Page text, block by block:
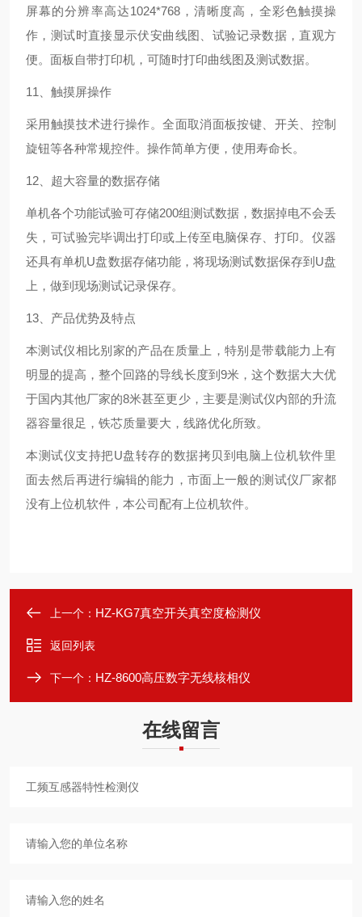
屏幕的分辨率高达1024*768，清晰度高，全彩色触摸操
作，测试时直接显示伏安曲线图、试验记录数据，直观方
便。面板自带打印机，可随时打印曲线图及测试数据。
11、触摸屏操作
采用触摸技术进行操作。全面取消面板按键、开关、控制
旋钮等各种常规控件。操作简单方便，使用寿命长。
12、超大容量的数据存储
单机各个功能试验可存储200组测试数据，数据掉电不会丢
失，可试验完毕调出打印或上传至电脑保存、打印。仪器
还具有单机U盘数据存储功能，将现场测试数据保存到U盘
上，做到现场测试记录保存。
13、产品优势及特点
本测试仪相比别家的产品在质量上，特别是带载能力上有
明显的提高，整个回路的导线长度到9米，这个数据大大优
于国内其他厂家的8米甚至更少，主要是测试仪内部的升流
器容量很足，铁芯质量要大，线路优化所致。
本测试仪支持把U盘转存的数据拷贝到电脑上位机软件里
面去然后再进行编辑的能力，市面上一般的测试仪厂家都
没有上位机软件，本公司配有上位机软件。
上一个： HZ-KG7真空开关真空度检测仪
返回列表
下一个： HZ-8600高压数字无线核相仪
在线留言